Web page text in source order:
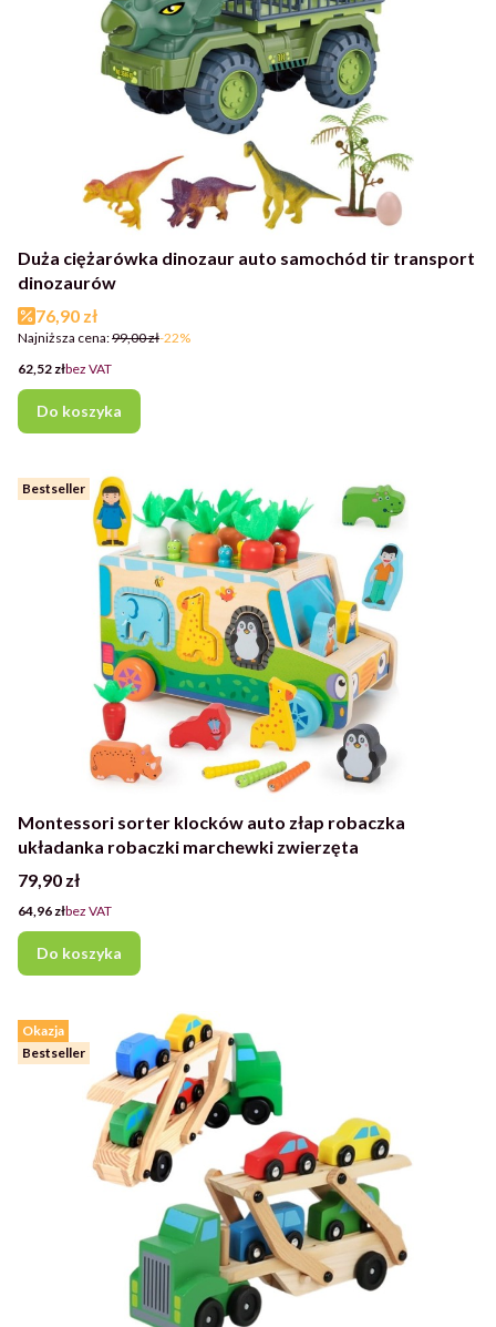
Duża ciężarówka dinozaur auto samochód tir transport
dinozaurów
Cena promocyjna
76,90 zł
Najniższa cena:99,00 zł-22%
Cena
62,52 złbez VAT
Do koszyka
Bestseller
Montessori sorter klocków auto złap robaczka
układanka robaczki marchewki zwierzęta
Cena
79,90 zł
Cena
64,96 złbez VAT
Do koszyka
Okazja
Bestseller